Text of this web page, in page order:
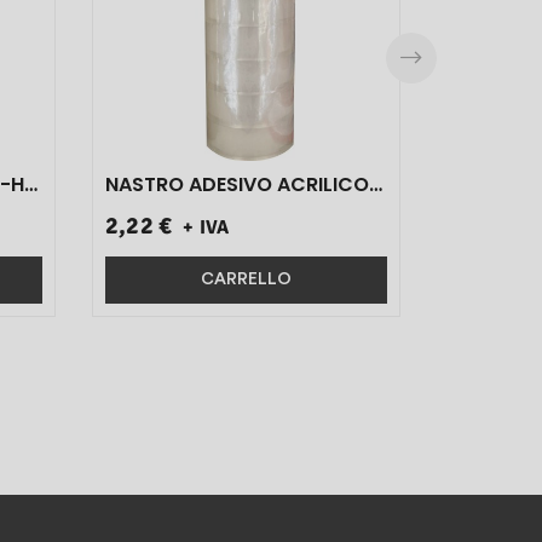
H
NASTRO ADESIVO ACRILICO
19MM X 20MT 8 PZ}
2,22 € + IVA
CARRELLO